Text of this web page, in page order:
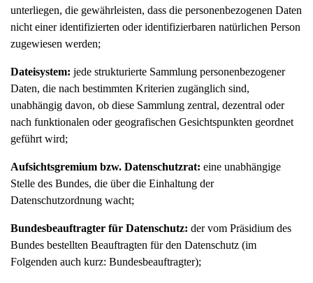
unterliegen, die gewährleisten, dass die personenbezogenen Daten
nicht einer identifizierten oder identifizierbaren natürlichen Person
zugewiesen werden;
Dateisystem: jede strukturierte Sammlung personenbezogener
Daten, die nach bestimmten Kriterien zugänglich sind,
unabhängig davon, ob diese Sammlung zentral, dezentral oder
nach funktionalen oder geografischen Gesichtspunkten geordnet
geführt wird;
Aufsichtsgremium bzw. Datenschutzrat: eine unabhängige
Stelle des Bundes, die über die Einhaltung der
Datenschutzordnung wacht;
Bundesbeauftragter für Datenschutz: der vom Präsidium des
Bundes bestellten Beauftragten für den Datenschutz (im
Folgenden auch kurz: Bundesbeauftragter);